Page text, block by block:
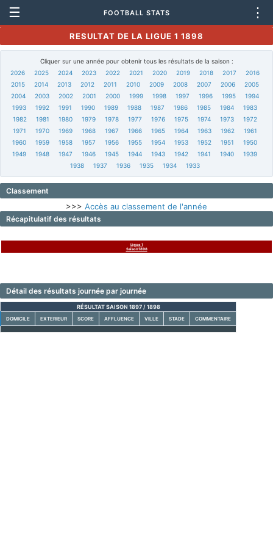
☰ FOOTBALL STATS ⋮
RESULTAT DE LA LIGUE 1 1898
Cliquer sur une année pour obtenir tous les résultats de la saison :
2026
2025 2024 2023 2022 2021 2020 2019 2018 2017
2016
2015
2014 2013 2012 2011 2010 2009 2008 2007 2006
2005
2004
2003 2002 2001 2000 1999 1998 1997 1996 1995
1994
1993
1992 1991 1990 1989 1988 1987 1986 1985 1984
1983
1982
1981 1980 1979 1978 1977 1976 1975 1974 1973
1972
1971
1970 1969 1968 1967 1966 1965 1964 1963 1962
1961
1960
1959 1958 1957 1956 1955 1954 1953 1952 1951
1950
1949
1948 1947 1946 1945 1944 1943 1942 1941 1940
1939
1938
1937 1936 1935 1934 1933
Classement
>>> Accès au classement de l'année
Récapitulatif des résultats
Ligue 1
Saison1898
Détail des résultats journée par journée
RÉSULTAT SAISON 1897 / 1898
DOMICILE EXTERIEUR SCORE AFFLUENCE VILLE STADE COMMENTAIRE